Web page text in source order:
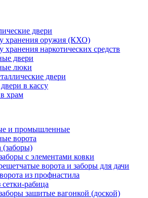
двери
хранения оружия (КХО)
хранения наркотических средств
двери
люки
двери
в кассу
храм
и промышленные
ворота
(заборы)
с элементами ковки
ворота и заборы для дачи
из профнастила
рабица
зашитые вагонкой (доской)